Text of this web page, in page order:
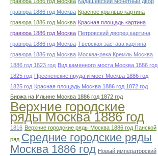
гравюра 1886 год Москва Красное крыльцо картина
гравюра 1886 год Москва Красная площадь картина
гравюра 1886 год Москва Петровский дворец картина
гравюра 1886 год Москва Тверская застава картина
гравюра 1886 год Москва Москва-река Кремль Москва
1886 год 1823 год Вид каменного моста Москва 1886 год
1825 год Пресненские пруда и мост Москва 1886 год
1825 год Красная площадь Москва 1886 год 1872 год
Биржа на Ильине Москва 1886 год 1872 год
Верхние городские
ряды Москва 1886 год
1816 Верхние городские ряды Москва 1886 год Панской
ряд Средние городские ряды
Москва 1886 год Новый императорский